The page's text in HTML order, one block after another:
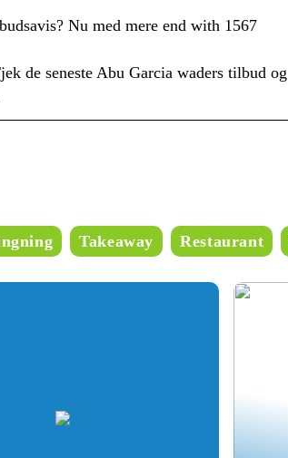
Nu med mere end with 1567
de seneste Abu Garcia waders tilbud og
Takeaway Restaurant